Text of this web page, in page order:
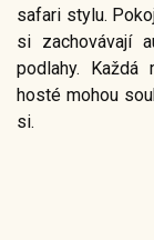
safari stylu.
si zachovávají
podlahy.
hosté mohou
si.